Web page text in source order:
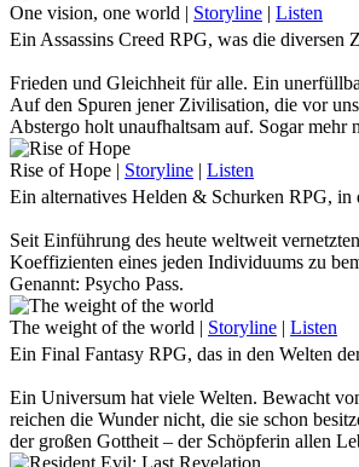
Traust du dich, in unserem Horror - RPG
One vision, one world | Storyline | Listen
Ein Assassins Creed RPG, was die diversen
Frieden und Gleichheit für alle. Ein
Auf den Spuren jener Zivilisation, die vor
Abstergo holt unaufhaltsam auf. Sogar mehr
Vorfahren zu folgen, kommen sie den
Doch was würde geschehen, geriete der
Rise of Hope | Storyline | Listen
Ein alternatives Helden & Schurken RPG,
Seit Einführung des heute weltweit
Koeffizienten eines jeden Individuums zu
Genannt: Psycho Pass.
Übersteigt der Psycho Pass einer Person
Rest seines Lebens als Risikofaktor der
Sicherheit zu arbeiten und seinesgleichen zu
Die Lage scheint vollkommen aussichtslos ...
... Als eines Tages den Träumen eines
The weight of the world | Storyline | Listen
Ein Final Fantasy RPG, das in den Welten
Ein Universum hat viele Welten. Bewacht
reichen die Wunder nicht, die sie schon
der großen Gottheit – der Schöpferin allen
erkennen und so entstand ein letzter